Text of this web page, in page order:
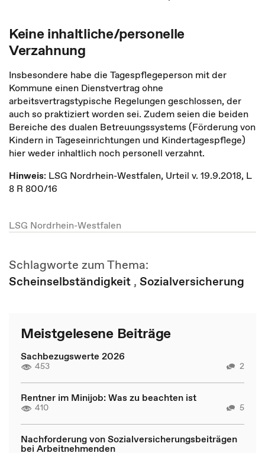
Keine inhaltliche/personelle
Verzahnung
Insbesondere habe die Tagespflegeperson mit der
Kommune einen Dienstvertrag ohne
arbeitsvertragstypische Regelungen geschlossen, der
auch so praktiziert worden sei. Zudem seien die beiden
Bereiche des dualen Betreuungssystems (Förderung von
Kindern in Tageseinrichtungen und Kindertagespflege)
hier weder inhaltlich noch personell verzahnt.
Hinweis: LSG Nordrhein-Westfalen, Urteil v. 19.9.2018, L
8 R 800/16
LSG Nordrhein-Westfalen
Schlagworte zum Thema:
Scheinselbständigkeit , Sozialversicherung
Meistgelesene Beiträge
Sachbezugswerte 2026
453 2
Rentner im Minijob: Was zu beachten ist
410 5
Nachforderung von Sozialversicherungsbeiträgen
bei Arbeitnehmenden